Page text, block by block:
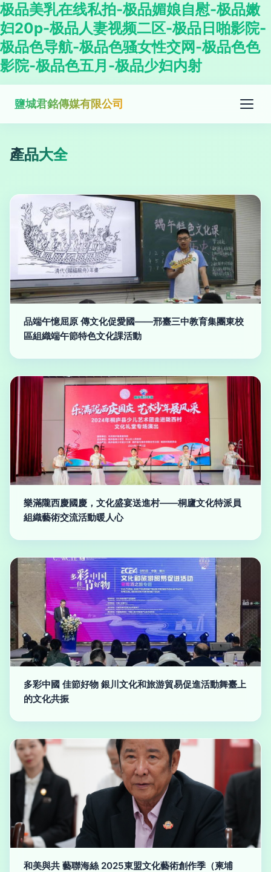
极品美乳在线私拍-极品媚娘自慰-极品嫩
妇20p-极品人妻视频二区-极品日啪影院-
极品色导航-极品色骚女性交网-极品色色
影院-极品色五月-极品少妇内射
鹽城君銘傳媒有限公司
產品大全
品端午憶屈原 傳文化促愛國——邢臺三中教育集團東校
區組織端午節特色文化課活動
樂滿隴西慶國慶，文化盛宴送進村——桐廬文化特派員
組織藝術交流活動暖人心
多彩中國 佳節好物 銀川文化和旅游貿易促進活動舞臺上
的文化共振
和美與共 藝聯海絲 2025東盟文化藝術創作季（柬埔